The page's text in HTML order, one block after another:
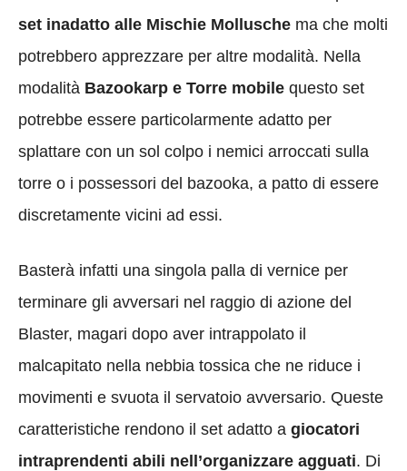
set inadatto alle Mischie Mollusche ma che molti
potrebbero apprezzare per altre modalità. Nella
modalità Bazookarp e Torre mobile questo set
potrebbe essere particolarmente adatto per
splattare con un sol colpo i nemici arroccati sulla
torre o i possessori del bazooka, a patto di essere
discretamente vicini ad essi.
Basterà infatti una singola palla di vernice per
terminare gli avversari nel raggio di azione del
Blaster, magari dopo aver intrappolato il
malcapitato nella nebbia tossica che ne riduce i
movimenti e svuota il servatoio avversario. Queste
caratteristiche rendono il set adatto a giocatori
intraprendenti abili nell’organizzare agguati. Di